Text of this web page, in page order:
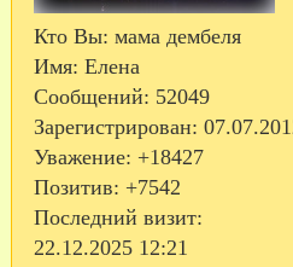
Кто Вы: мама дембеля
Имя: Елена
Сообщений: 52049
Зарегистрирован:
Уважение: +18427
Позитив: +7542
Последний визит:
22.12.2025 12:21